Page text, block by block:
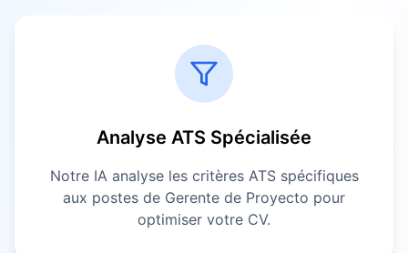
Analyse ATS Spécialisée
Notre IA analyse les critères ATS spécifiques
aux postes de Gerente de Proyecto pour
optimiser votre CV.